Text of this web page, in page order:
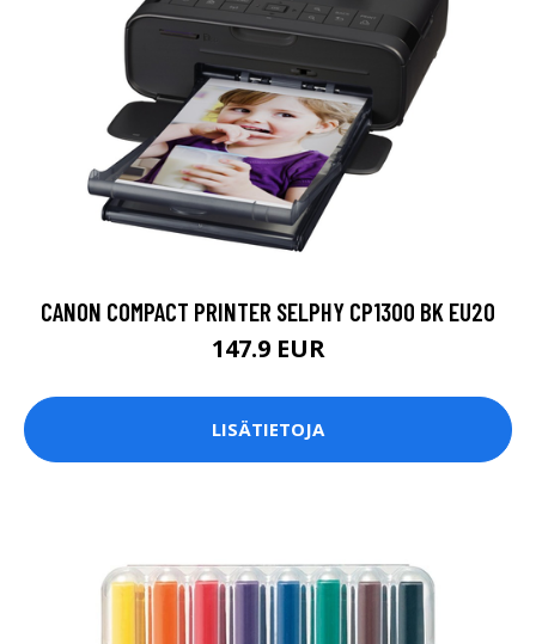
CANON COMPACT PRINTER SELPHY CP1300 BK EU20
147.9 EUR
LISÄTIETOJA